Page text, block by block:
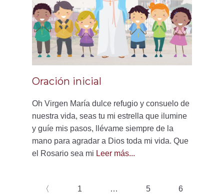
Oración inicial
Oh Virgen María dulce refugio y consuelo de
nuestra vida, seas tu mi estrella que ilumine
y guíe mis pasos, llévame siempre de la
mano para agradar a Dios toda mi vida. Que
el Rosario sea mi Leer más...
〈 1 … 5 6